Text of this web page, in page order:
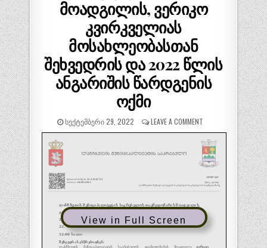
მოადგილის, ვერიკო
კვირკველიას
მოსახლეობასთან
შეხვედრის და 2022 წლის
ანგარიშის წარდგენის
ოქმი
ᲡᲔᲥᲢᲔᲛᲑᲔᲠᲘ 29, 2022 LEAVE A COMMENT
View in Full Screen